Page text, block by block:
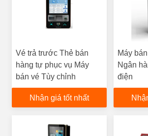
Vé trả trước Thẻ bán
hàng tự phục vụ Máy
bán vé Tùy chỉnh
Nhận giá tốt nhất
Máy
Ngân
điện